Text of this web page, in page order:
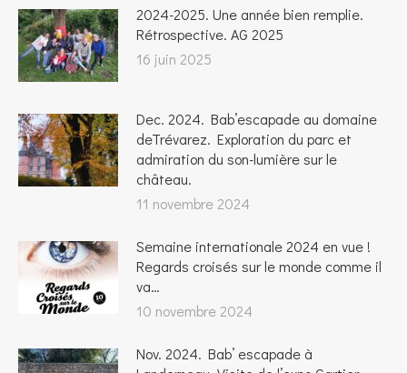
2024-2025. Une année bien remplie.
Rétrospective. AG 2025
16 juin 2025
Dec. 2024. Bab’escapade au domaine
deTrévarez. Exploration du parc et
admiration du son-lumière sur le
château.
11 novembre 2024
Semaine internationale 2024 en vue !
Regards croisés sur le monde comme il
va…
10 novembre 2024
Nov. 2024. Bab’ escapade à